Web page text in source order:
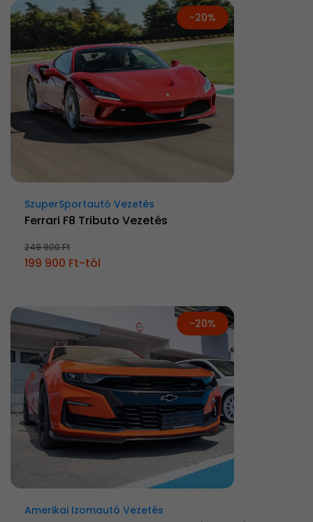
-20%
SzuperSportautó Vezetés
Ferrari F8 Tributo Vezetés
249 900 Ft
199 900 Ft-tól
-20%
Amerikai Izomautó Vezetés